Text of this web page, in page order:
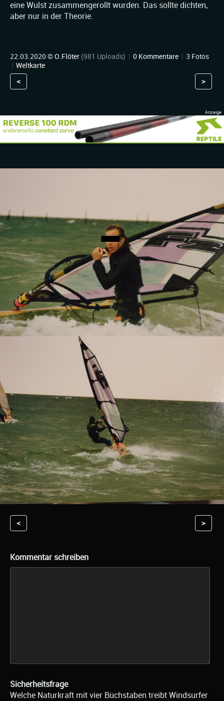
eine Wulst zusammengerollt wurden. Das sollte dichten,
aber nur in der Theorie.
22.03.2020 ©O.Flöter (981 Uploads) | 0 Kommentare | 3 Fotos
| Weltkarte
< >
< >
Kommentar schreiben
Sicherheitsfrage
Welche Naturkraft mit vier Buchstaben treibt Windsurfer